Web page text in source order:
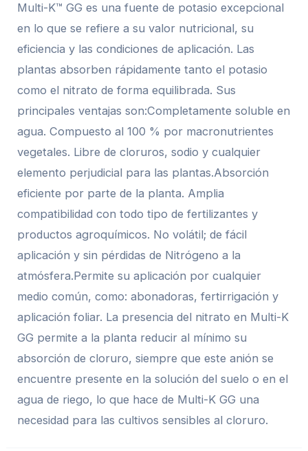
Multi-K™ GG es una fuente de potasio excepcional
en lo que se refiere a su valor nutricional, su
eficiencia y las condiciones de aplicación. Las
plantas absorben rápidamente tanto el potasio
como el nitrato de forma equilibrada. Sus
principales ventajas son:Completamente soluble en
agua. Compuesto al 100 % por macronutrientes
vegetales. Libre de cloruros, sodio y cualquier
elemento perjudicial para las plantas.Absorción
eficiente por parte de la planta. Amplia
compatibilidad con todo tipo de fertilizantes y
productos agroquímicos. No volátil; de fácil
aplicación y sin pérdidas de Nitrógeno a la
atmósfera.Permite su aplicación por cualquier
medio común, como: abonadoras, fertirrigación y
aplicación foliar. La presencia del nitrato en Multi-K
GG permite a la planta reducir al mínimo su
absorción de cloruro, siempre que este anión se
encuentre presente en la solución del suelo o en el
agua de riego, lo que hace de Multi-K GG una
necesidad para las cultivos sensibles al cloruro.